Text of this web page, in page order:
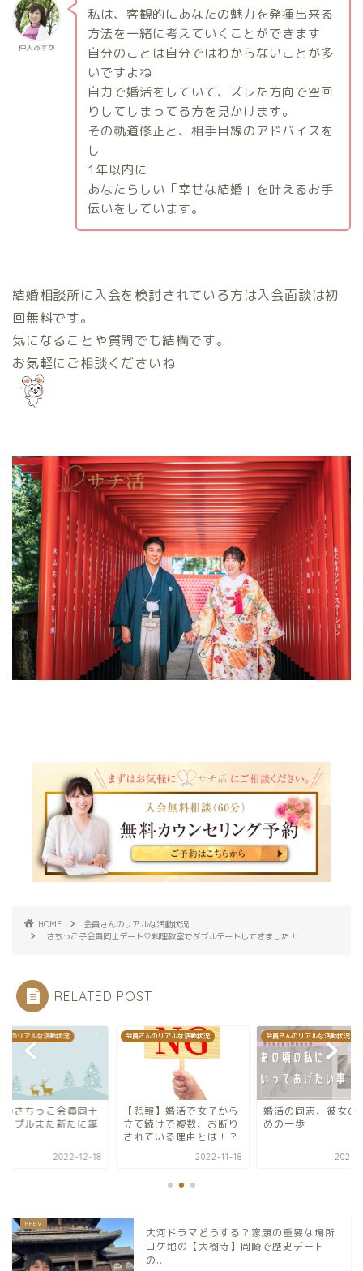
仲人あすか
私は、客観的にあなたの魅力を発揮出来る
方法を一緒に考えていくことができます
自分のことは自分ではわからないことが多
いですよね
自力で婚活をしていて、ズレた方向で空回
りしてしまってる方を見かけます。
その軌道修正と、相手目線のアドバイスを
し
1 年以内に
あなたらしい「幸せな結婚」を叶えるお手
伝いをしています。
結婚相談所に入会を検討されている方は入会面談は初
回無料です。
気になることや質問でも結構です。
お気軽にご相談くださいね
HOME
会員さんのリアルな活動状況
さちっこ子会員同士デート♡料理教室でダブルデートしてきました！
RELATED POST
んのリアルな活動状況
報】婚活で女子から
続けで複数、お断り
2022-11-18
会員さんのリアルな活動状況
婚活の同志、彼女のはじ
めの一歩
2023-04-18
会員さんのリアルな活動状況
自社のさちっこ会員
のカップルまた新た
2022-
大河ドラマどうする？家康の重要な場所
ロケ地の【大樹寺】岡崎で歴史デート
の...